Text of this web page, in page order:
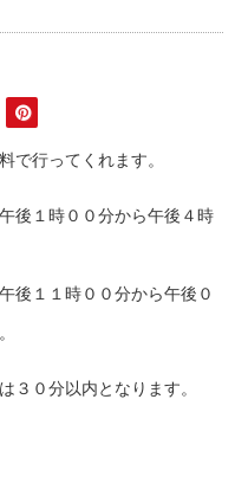
で行ってくれます。
後１時００分から午後４時
１時００分から午後０
３０分以内となります。